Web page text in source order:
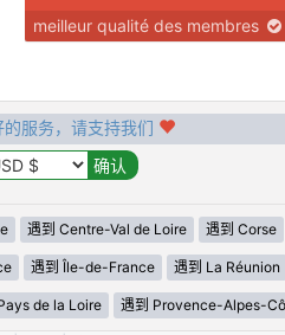
meilleur qualité des membres
服务，请支持我们
遇到 Centre-Val de Loire 遇到 Corse
遇到 Île-de-France 遇到 La Réunion
de la Loire 遇到 Provence-Alpes-